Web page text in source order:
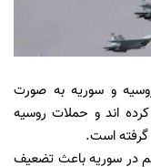
و سوریه به صورت
اند و حملات روسیه
است.
در سوريه باعث تضعیف